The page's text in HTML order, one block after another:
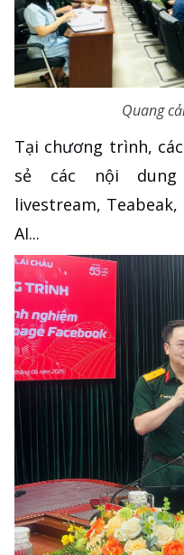
Quang
Tại chương trình,
sẻ các nội dung
livestream,
AI...